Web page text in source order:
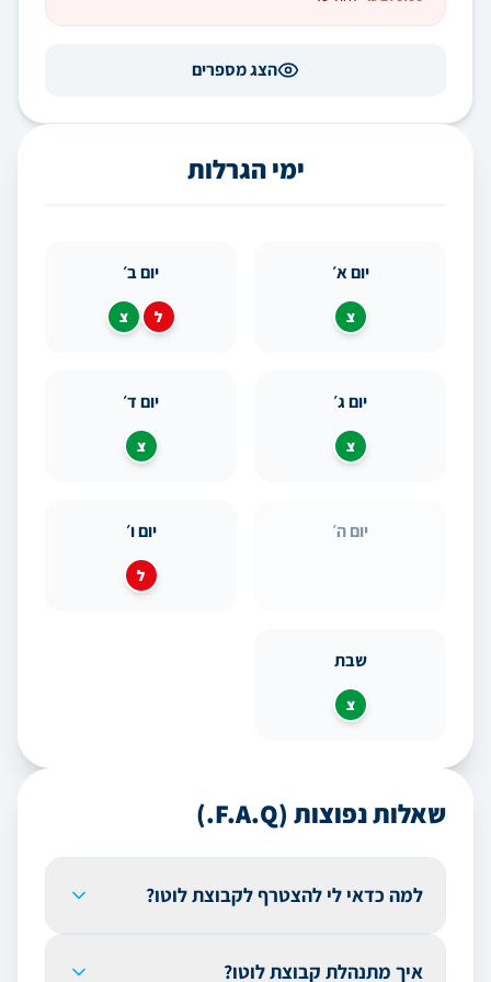
הצג מספרים
ימי הגרלות
יום א׳
צ
יום ב׳
ל צ
יום ג׳
צ
יום ד׳
צ
יום ה׳ יום ו׳
ל
שבת
צ
שאלות נפוצות (F.A.Q.)
למה כדאי לי להצטרף לקבוצת לוטו?
על ידי שיתוף פעולה ורכישת כמות גדולה יותר של
איך מתנהלת קבוצת לוטו?